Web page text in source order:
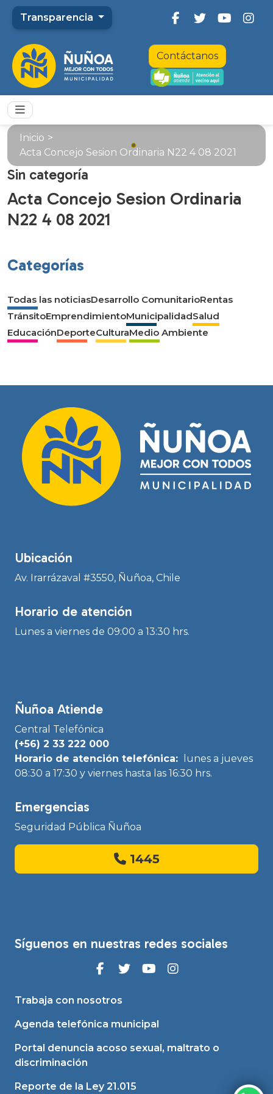
Transparencia
Contáctanos
Inicio >
Acta Concejo Sesion Ordinaria N22 4 08 2021
Sin categoría
Acta Concejo Sesion Ordinaria
N22 4 08 2021
Categorías
Todas las noticiasDesarrollo ComunitarioRentas
TránsitoEmprendimientoMunicipalidadSalud
EducaciónDeporteCulturaMedio Ambiente
Ubicación
Av. Irarrázaval #3550, Ñuñoa, Chile
Horario de atención
Lunes a viernes de 09:00 a 13:30 hrs.
Ñuñoa Atiende
Central Telefónica
(+56) 2 33 222 000
Horario de atención telefónica:
lunes a jueves
08:30 a 17:30 y viernes hasta las 16:30 hrs.
Emergencias
Seguridad Pública Ñuñoa
1445
Síguenos en nuestras redes sociales
Trabaja con nosotros
Agenda telefónica municipal
Portal denuncia acoso sexual, maltrato o
discriminación
Reporte de la Ley 21.015